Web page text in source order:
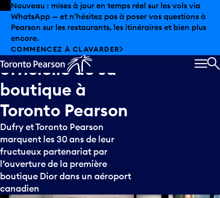
Skip to offers
Passer au contenu principal
Nouveau : mises à jour en temps réel sur les vols via
WhatsApp — et n’hésitez pas à poser vos questions à
Pearson sur les restaurants, les itinéraires et bien plus
encore.
COMMENCEZ À CLAVARDER
Diorcélèbre
l’ouverture
officiellede sa
boutique à
Toronto Pearson
Dufry et Toronto Pearson
marquent les 30 ans de leur
fructueux partenariat par
l’ouverture de la première
boutique Dior dans un aéroport
canadien